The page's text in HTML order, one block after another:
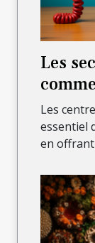
Les
appels
vos
Les
essentiel
en offrant